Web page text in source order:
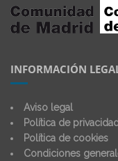
INFORMACIÓN
Aviso legal
Política de privacidad
Política de cookies
Condiciones